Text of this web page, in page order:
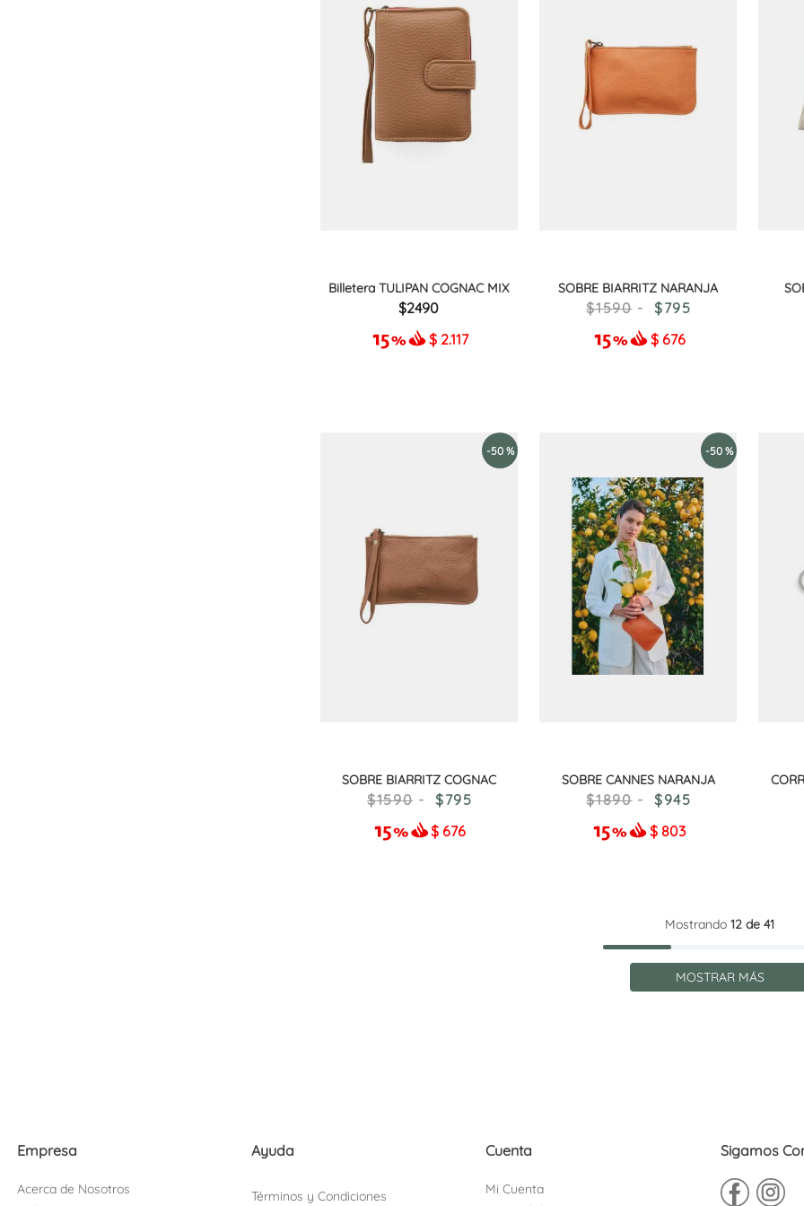
Billetera TULIPAN COGNAC MIX
2490
$ 2.117
SOBRE BIARRITZ NARANJA
1590
795
$ 676
-50 %
SOBRE BIARRITZ COGNAC
1590
795
$ 676
-50 %
SOBRE CANNES NARANJA
1890
945
$803
Mostrando12 de 41
MOSTRAR MÁS
Empresa
Acerca de Nosotros
Ayuda
Términos y Condiciones
Cuenta
Mi Cuenta
Sigamos